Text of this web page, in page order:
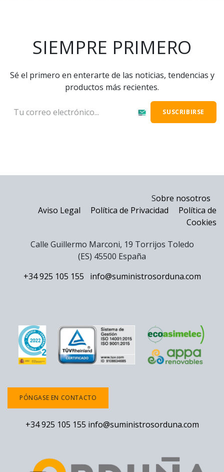
SIEMPRE PRIMERO
Sé el primero en enterarte de las noticias, tendencias y
productos más recientes.
SUSCRIBIRSE
Sobre nosotros
Aviso Legal
Política de Privacidad
Política de
Cookies
Calle Guillermo Marconi, 19 Torrijos Toledo
(ES) 45500 España
+34 925 105 155
info@suministrosorduna.com
PÓNGASE EN CONTACTO
+34 925 105 155 info@suministrosorduna.com